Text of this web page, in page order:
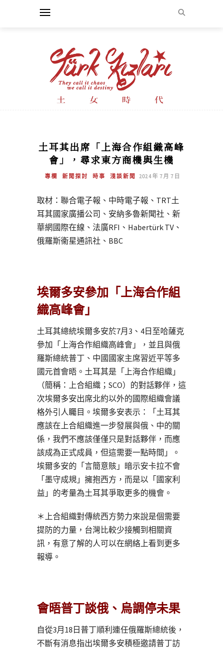
土耳其出席「上海合作組織高峰
會」，尋求東方商機與生機
專欄 新聞探討 時事 淺談新聞 2024 年 7 月 7 日
取材：聯合電子報、中時電子報、TRT土
耳其國家廣播公司、安納多魯新聞社、新
華網國際在線、法廣RFI、Habertürk TV、
俄羅斯衞星通訊社、BBC
埃爾多安參加「上海合作組
織高峰會」
土耳其總統埃爾多安於7月3、4日至哈薩克
參加「上海合作組織高峰會」，並且與俄
羅斯總統普丁、中國國家主席習近平等多
國元首會晤。土耳其是「上海合作組織」
（簡稱：上合組織；SCO）的對話夥伴，這
次埃爾多安出席北約以外的國際組織會議
格外引人矚目。埃爾多安表示：「土耳其
應該在上合組織進一步發展與俄、中的關
係，我們不應該僅僅只是對話夥伴，而應
該成為正式成員，但這需要一點時間」。
埃爾多安的「言簡意賅」暗示安卡拉不會
「墨守成規」擁抱西方，而是以「國家利
益」的考量為土耳其爭取更多的機會。
＊上合組織對傳統西方勢力來說是個需要
提防的力量，台灣比較少接觸到相關資
訊，有意了解的人可以在網絡上看到更多
報導。
會晤普丁談俄、烏調停未果
自從3月18日普丁順利連任俄羅斯總統後，
不斷有消息指出埃爾多安積極邀請普丁訪